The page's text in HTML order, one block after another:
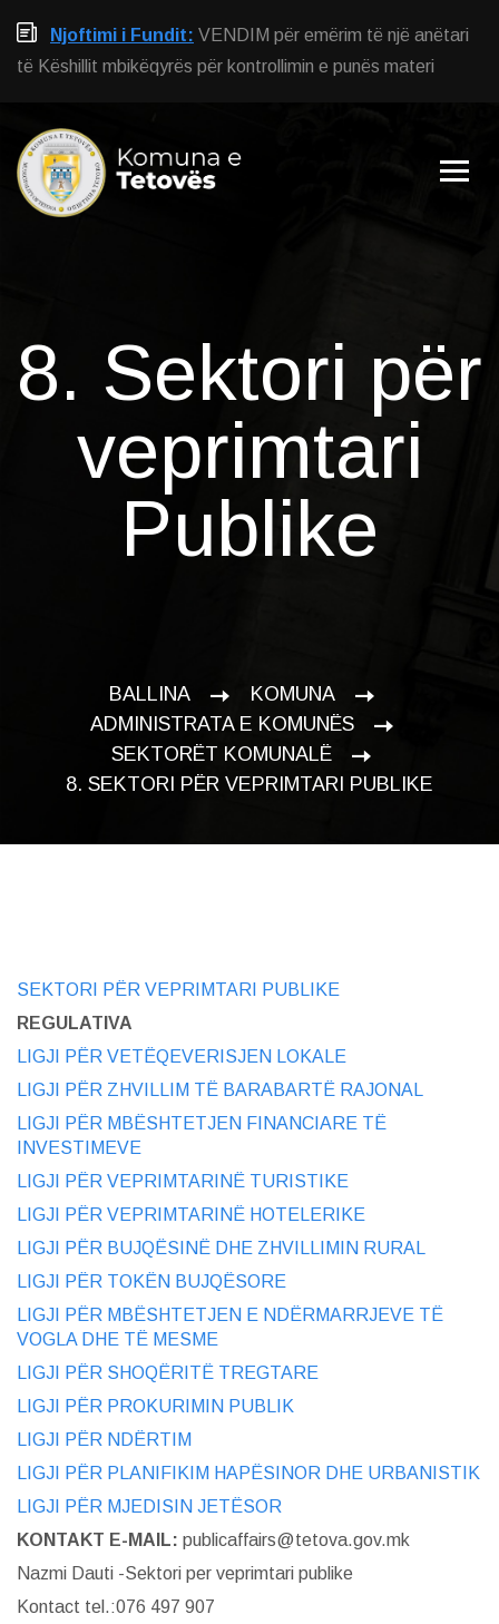
Njoftimi i Fundit: VENDIM për emërim të një anëtari
të Këshillit mbikëqyrës për kontrollimin e punës materi
8. Sektori për
veprimtari
Publike
BALLINA
KOMUNA
ADMINISTRATA E KOMUNËS
SEKTORËT KOMUNALË
8. SEKTORI PËR VEPRIMTARI PUBLIKE
SEKTORI PËR VEPRIMTARI PUBLIKE
REGULATIVA
LIGJI PËR VETËQEVERISJEN LOKALE
LIGJI PËR ZHVILLIM TË BARABARTË RAJONAL
LIGJI PËR MBËSHTETJEN FINANCIARE TË
INVESTIMEVE
LIGJI PËR VEPRIMTARINË TURISTIKE
LIGJI PËR VEPRIMTARINË HOTELERIKE
LIGJI PËR BUJQËSINË DHE ZHVILLIMIN RURAL
LIGJI PËR TOKËN BUJQËSORE
LIGJI PËR MBËSHTETJEN E NDËRMARRJEVE TË
VOGLA DHE TË MESME
LIGJI PËR SHOQËRITË TREGTARE
LIGJI PËR PROKURIMIN PUBLIK
LIGJI PËR NDËRTIM
LIGJI PËR PLANIFIKIM HAPËSINOR DHE URBANISTIK
LIGJI PËR MJEDISIN JETËSOR
KONTAKT E-MAIL: publicaffairs@tetova.gov.mk
Nazmi Dauti -Sektori per veprimtari publike
Kontact tel.:076 497 907